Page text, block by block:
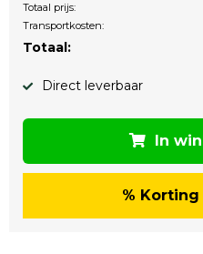
Totaal prijs:
Transportkosten:
Totaal:
Direct leverbaar
In
% Korting